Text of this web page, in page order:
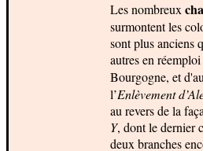
Les nombreux
surmontent les
sont plus anciens
autres en
Bourgogne, et
l’Enlèvement
au revers de la
Y, dont le dernier
deux branches